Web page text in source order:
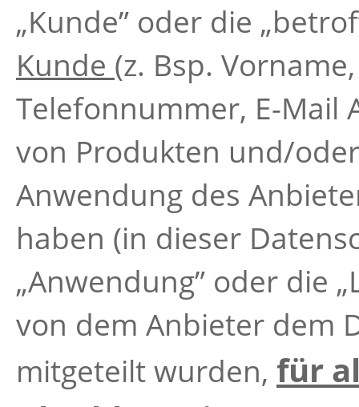
„Kunde” oder die
Kunde (z. Bsp.
Telefonnummer, E-Mail
von Produkten und/
Anwendung des
haben (in dieser
„Anwendung” oder die
von dem Anbieter dem
mitgeteilt wurden, für